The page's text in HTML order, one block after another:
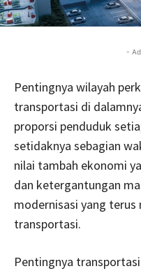
-
Pentingnya wilayah
transportasi di
proporsi penduduk
setidaknya sebagian
nilai tambah ekonomi
dan ketergantungan
modernisasi yang
transportasi.
Pentingnya